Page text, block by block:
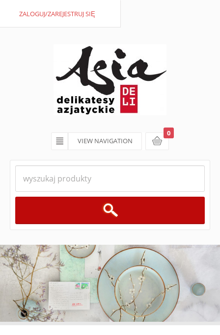
VIEW NAVIGATION
ZALOGUJ/ZAREJESTRUJ SIĘ
koszyk
0